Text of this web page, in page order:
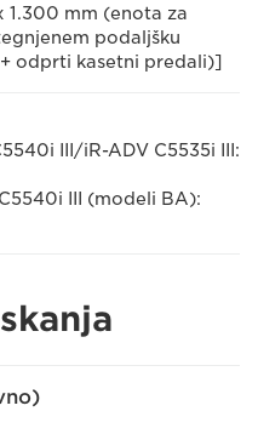
1.300 mm (enota za
podaljšku
odprti kasetni predali)]
III/iR-ADV C5535i III:
III (modeli BA):